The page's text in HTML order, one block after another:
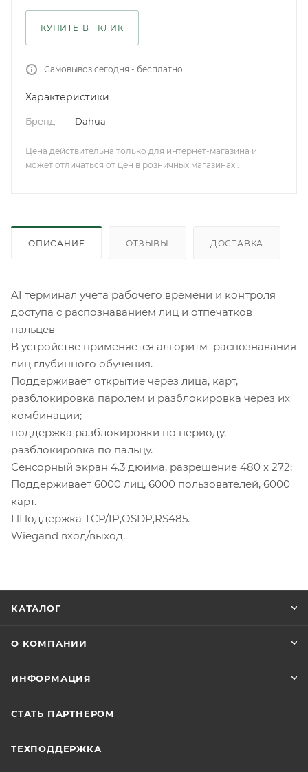
КУПИТЬ В 1 КЛИК
Самовывоз сегодня - бесплатно
Характеристики
Бренд — Dahua
Цена действительна только для интернет-магазина и
может отличаться от цен в розничных магазинах .
ОПИСАНИЕ ОТЗЫВЫ ДОСТАВКА
AI терминал учета рабочего времени и контроля
доступа с распознаванием лиц и отпечатков
пальцев
В устройстве применяется алгоритм распознавания
лиц глубинного обучения.
Поддерживает открытие через лица, карт,
разблокировка паролем и разблокировка через их
комбинации;
поддержка разблокировки по периоду,
разблокировка по пальцу.
Сенсорный экран 4.3 дюйма, разрешение 480 x 272;
Поддерживает 6000 лиц, 6000 пользователей, 6000
карт.
ППоддержка TCP/IP,OSDP,RS485.
Wiegand вход/выход.
КАТАЛОГ
О КОМПАНИИ
ИНФОРМАЦИЯ
СТАТЬ ПАРТНЕРОМ
ТЕХПОДДЕРЖКА